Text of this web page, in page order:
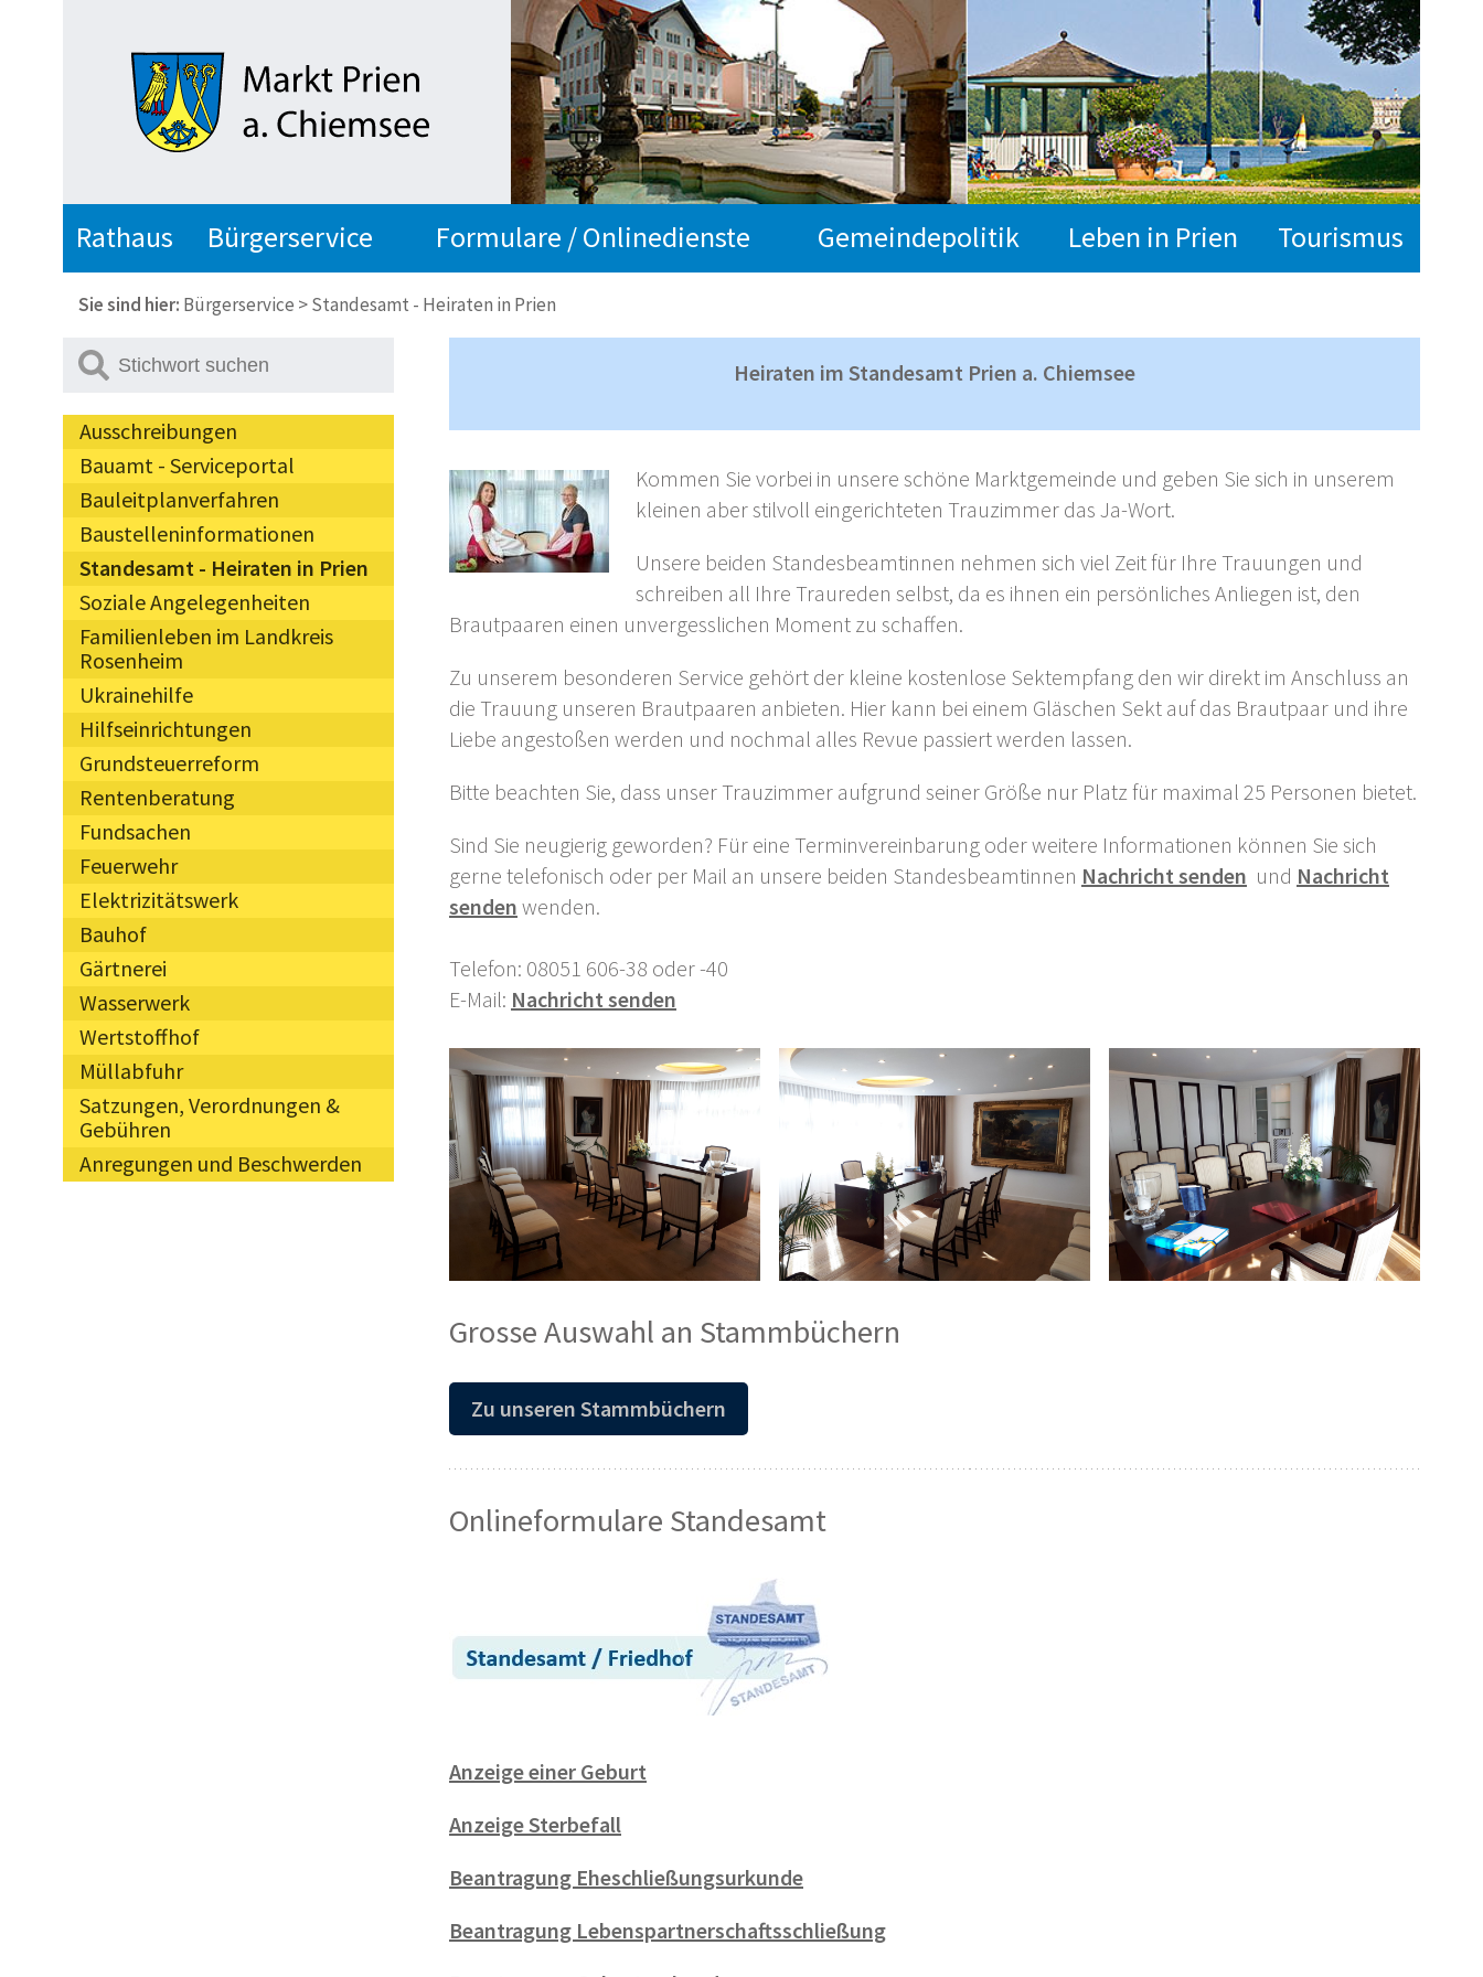
Rathaus Bürgerservice Formulare / Onlinedienste Gemeindepolitik Leben in Prien Tourismus
Sie sind hier: Bürgerservice >Standesamt - Heiraten in Prien
Ausschreibungen
Bauamt - Serviceportal
Bauleitplanverfahren
Baustelleninformationen
Standesamt - Heiraten in Prien
Soziale Angelegenheiten
Familienleben im Landkreis
Rosenheim
Ukrainehilfe
Hilfseinrichtungen
Grundsteuerreform
Rentenberatung
Fundsachen
Feuerwehr
Elektrizitätswerk
Bauhof
Gärtnerei
Wasserwerk
Wertstoffhof
Müllabfuhr
Satzungen, Verordnungen &
Gebühren
Anregungen und Beschwerden
Heiraten im Standesamt Prien a. Chiemsee
Kommen Sie vorbei in unsere schöne Marktgemeinde und geben Sie sich in unserem
kleinen aber stilvoll eingerichteten Trauzimmer das Ja-Wort.
Unsere beiden Standesbeamtinnen nehmen sich viel Zeit für Ihre Trauungen und
schreiben all Ihre Traureden selbst, da es ihnen ein persönliches Anliegen ist, den
Brautpaaren einen unvergesslichen Moment zu schaffen.
Zu unserem besonderen Service gehört der kleine kostenlose Sektempfang den wir direkt im Anschluss an
die Trauung unseren Brautpaaren anbieten. Hier kann bei einem Gläschen Sekt auf das Brautpaar und ihre
Liebe angestoßen werden und nochmal alles Revue passiert werden lassen.
Bitte beachten Sie, dass unser Trauzimmer aufgrund seiner Größe nur Platz für maximal 25 Personen bietet.
Sind Sie neugierig geworden? Für eine Terminvereinbarung oder weitere Informationen können Sie sich
gerne telefonisch oder per Mail an unsere beiden Standesbeamtinnen Nachricht senden und Nachricht
senden wenden.
Telefon: 08051 606-38 oder -40
E-Mail: Nachricht senden
Grosse Auswahl an Stammbüchern
Zu unseren Stammbüchern
Onlineformulare Standesamt
Anzeige einer Geburt
Anzeige Sterbefall
Beantragung Eheschließungsurkunde
Beantragung Lebenspartnerschaftsschließung